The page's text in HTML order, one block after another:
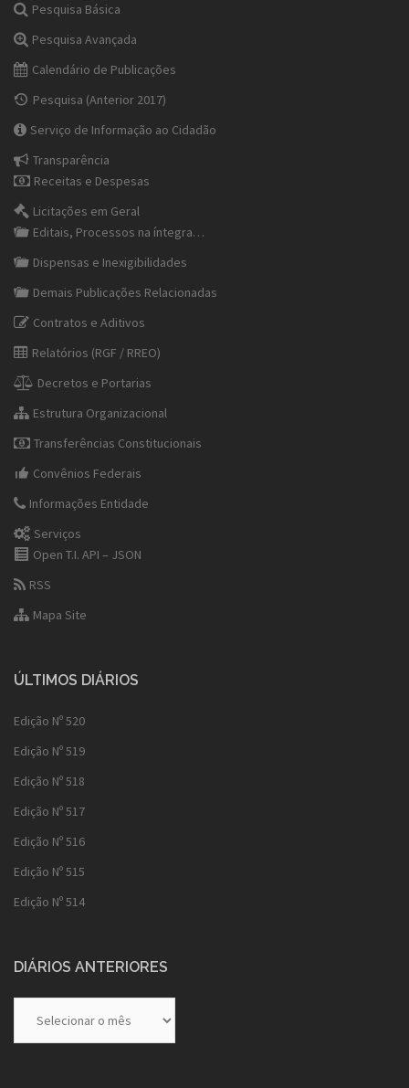
Pesquisa Básica
Pesquisa Avançada
Calendário de Publicações
Pesquisa (Anterior 2017)
Serviço de Informação ao Cidadão
Transparência
Receitas e Despesas
Licitações em Geral
Editais, Processos na íntegra…
Dispensas e Inexigibilidades
Demais Publicações Relacionadas
Contratos e Aditivos
Relatórios (RGF / RREO)
Decretos e Portarias
Estrutura Organizacional
Transferências Constitucionais
Convênios Federais
Informações Entidade
Serviços
Open T.I. API – JSON
RSS
Mapa Site
ÚLTIMOS DIÁRIOS
Edição Nº 520
Edição Nº 519
Edição Nº 518
Edição Nº 517
Edição Nº 516
Edição Nº 515
Edição Nº 514
DIÁRIOS ANTERIORES
Anteriores